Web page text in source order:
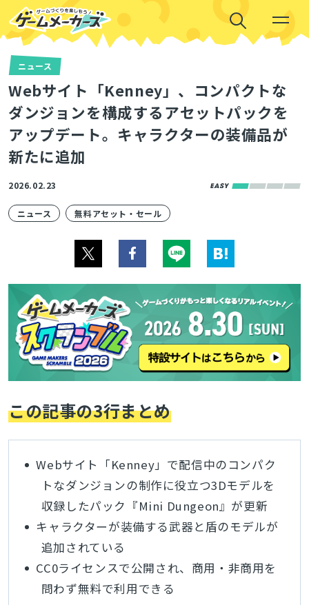
ニュース
Webサイト「Kenney」、コンパクトな
ダンジョンを構成するアセットパックを
アップデート。キャラクターの装備品が
新たに追加
2026.02.23
ニュース 無料アセット・セール
この記事の3行まとめ
Webサイト「Kenney」で配信中のコンパク
トなダンジョンの制作に役立つ3Dモデルを
収録したパック『Mini Dungeon』が更新
キャラクターが装備する武器と盾のモデルが
追加されている
CC0ライセンスで公開され、商用・非商用を
問わず無料で利用できる